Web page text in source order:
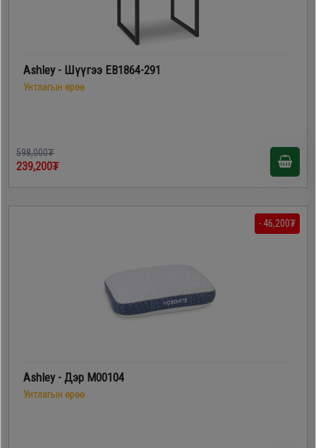
Ashley - Шүүгээ EB1864-291
Унтлагын өрөө
598,000₮
239,200₮
- 46,200₮
Ashley - Дэр M00104
Унтлагын өрөө